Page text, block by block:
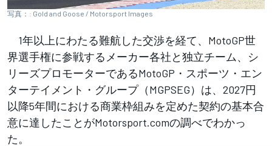
写真：: Gold and Goose / Motorsport Images
1年以上にわたる難航した交渉を経て、MotoGP世
界選手権に参戦するメーカー各社と独立チーム、シ
リーズプロモーターであるMotoGP・スポーツ・エン
ターテイメント・グループ（MGPSEG）は、2027円
以降5年間における商業枠組みを定めた契約の基本合
意に達したことがMotorsport.comの調べでわかっ
た。